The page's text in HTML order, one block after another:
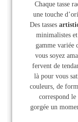
Chaque tasse
une touche
Des tasses
minimalistes
gamme variée
vous soyez
fervent de
là pour vous
couleurs, de
correspond
gorgée un